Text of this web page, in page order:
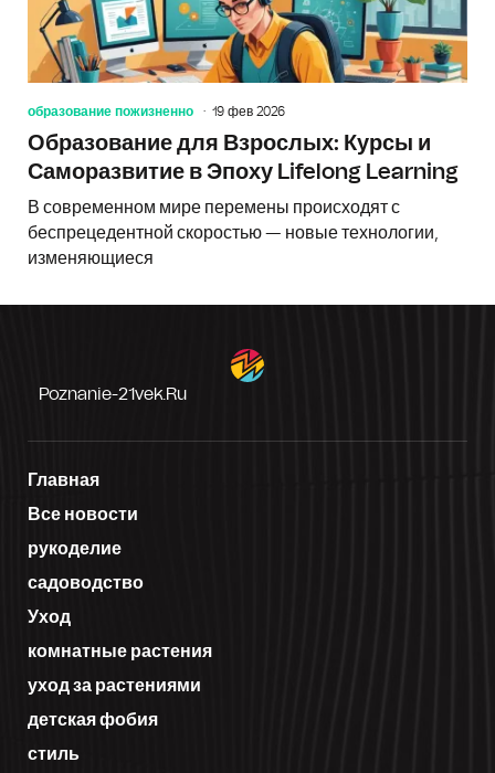
образование пожизненно 19 фев 2026
Образование для Взрослых: Курсы и
Саморазвитие в Эпоху Lifelong Learning
В современном мире перемены происходят с
беспрецедентной скоростью — новые технологии,
изменяющиеся
Poznanie-21vek.ru
Главная
Все новости
рукоделие
садоводство
Уход
комнатные растения
уход за растениями
детская фобия
стиль